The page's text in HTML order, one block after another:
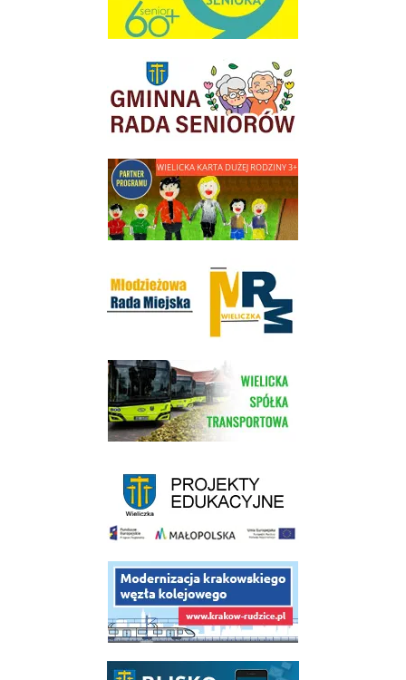
link do strony Gminnej Rady Seniorow - Wieliczka
link do strony - Wielicka Karta Dużej Rodziny
link do strony Wielickiej Spółki Transportowej
link do opisu projektu budowy linii kolejowej Krakow Rudzice
link do opisu aplikacji - BLISKO, Gmina Wieliczka w aplikacji Blisko